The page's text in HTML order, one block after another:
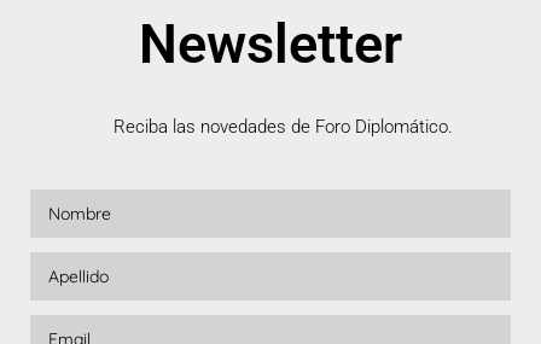
Newsletter
Reciba las novedades de Foro Diplomático.